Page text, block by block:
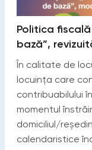
Politica
bază”,
În calitate de
locuința care
contribuabilului
momentul
domiciliul/
calendaristice